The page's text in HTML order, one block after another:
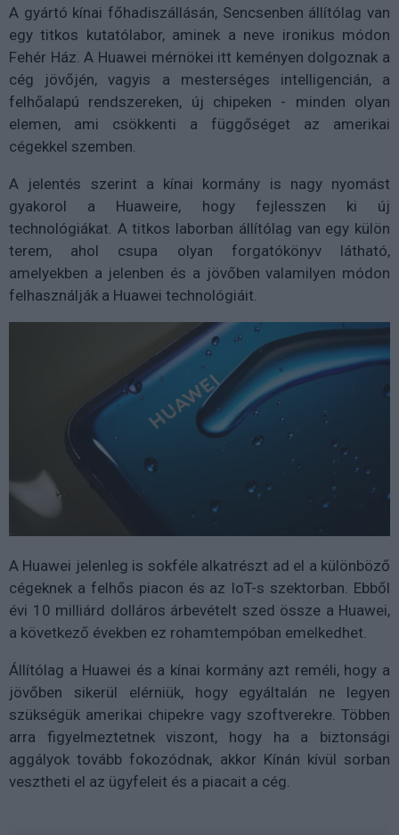
A gyártó kínai főhadiszállásán, Sencsenben állítólag van
egy titkos kutatólabor, aminek a neve ironikus módon
Fehér Ház. A Huawei mérnökei itt keményen dolgoznak a
cég jövőjén, vagyis a mesterséges intelligencián, a
felhőalapú rendszereken, új chipeken - minden olyan
elemen, ami csökkenti a függőséget az amerikai
cégekkel szemben.
A jelentés szerint a kínai kormány is nagy nyomást
gyakorol a Huaweire, hogy fejlesszen ki új
technológiákat. A titkos laborban állítólag van egy külön
terem, ahol csupa olyan forgatókönyv látható,
amelyekben a jelenben és a jövőben valamilyen módon
felhasználják a Huawei technológiáit.
A Huawei jelenleg is sokféle alkatrészt ad el a különböző
cégeknek a felhős piacon és az IoT-s szektorban. Ebből
évi 10 milliárd dolláros árbevételt szed össze a Huawei,
a következő években ez rohamtempóban emelkedhet.
Állítólag a Huawei és a kínai kormány azt reméli, hogy a
jövőben sikerül elérniük, hogy egyáltalán ne legyen
szükségük amerikai chipekre vagy szoftverekre. Többen
arra figyelmeztetnek viszont, hogy ha a biztonsági
aggályok tovább fokozódnak, akkor Kínán kívül sorban
vesztheti el az ügyfeleit és a piacait a cég.